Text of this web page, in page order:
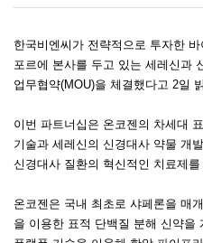
한국비엔씨가 전략적으로 투자한
포르에 본사를 두고 있는 세레신과
업무협약(MOU)을 체결했다고 2일
이번 파트너십은 온코젠의 차세대
기술과 세레신의 신경대사 약물 개
신경대사 질환의 혁신적인 치료제
온코젠은 국내 최초로 샤페론을 매
을 이용한 표적 단백질 분해 신약을